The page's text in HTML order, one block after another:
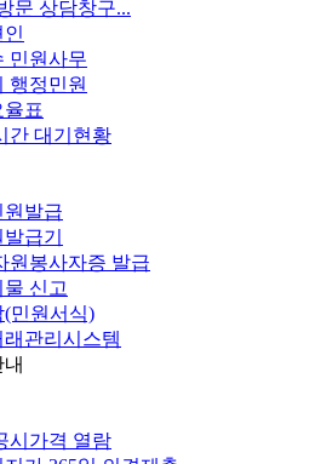
문 상담창구...
민원사무
행정민원
표
간 대기현황
원발급
급기
원봉사자증 발급
신고
(민원서식)
관리시스템
시가격 열람